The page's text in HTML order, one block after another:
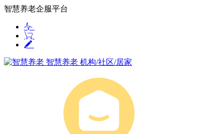
智慧养老企服平台
智慧养老 机构/社区/居家